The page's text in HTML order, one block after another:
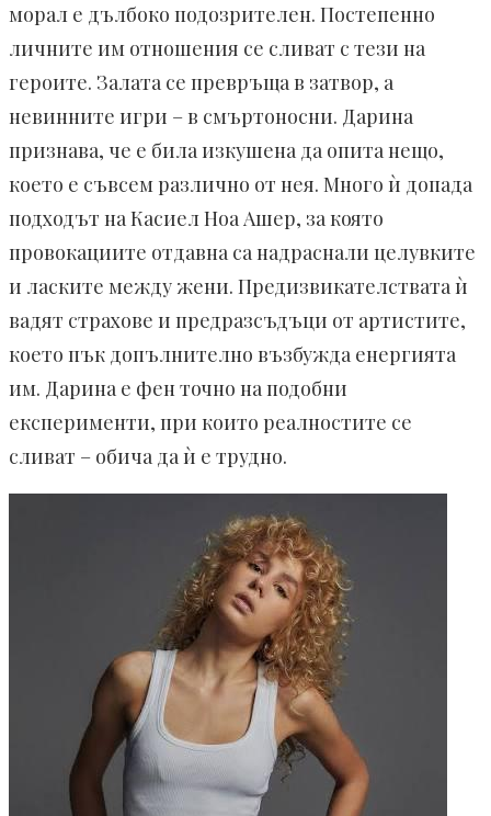
морал е дълбоко подозрителен. Постепенно
личните им отношения се сливат с тези на
героите. Залата се превръща в затвор, а
невинните игри – в смъртоносни. Дарина
признава, че е била изкушена да опита нещо,
което е съвсем различно от нея. Много ѝ допада
подходът на Касиел Ноа Ашер, за която
провокациите отдавна са надраснали целувките
и ласките между жени. Предизвикателствата ѝ
вадят страхове и предразсъдъци от артистите,
което пък допълнително възбужда енергията
им. Дарина е фен точно на подобни
експерименти, при които реалностите се
сливат – обича да ѝ е трудно.